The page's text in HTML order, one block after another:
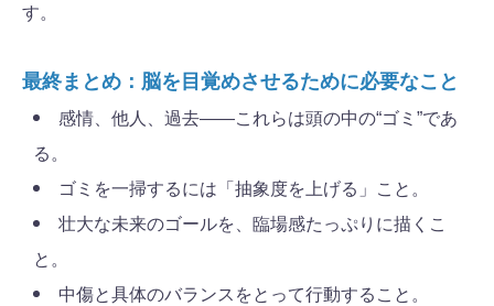
す。
最終まとめ：脳を目覚めさせるために必要なこと
感情、他人、過去――これらは頭の中の“ゴミ”であ
る。
ゴミを一掃するには「抽象度を上げる」こと。
壮大な未来のゴールを、臨場感たっぷりに描くこ
と。
中傷と具体のバランスをとって行動すること。